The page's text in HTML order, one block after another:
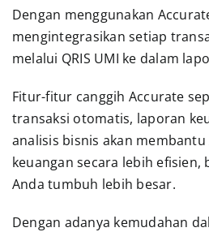
Dengan menggunakan
mengintegrasikan setiap
melalui QRIS UMI ke dalam
Fitur-fitur canggih Accurate
transaksi otomatis, laporan
analisis bisnis akan
keuangan secara lebih efisien,
Anda tumbuh lebih besar.
Dengan adanya kemudahan